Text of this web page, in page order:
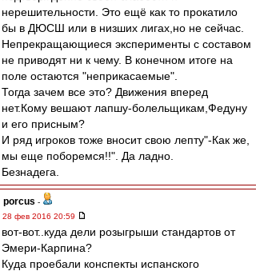
нерешительности. Это ещё как то прокатило
бы в ДЮСШ или в низших лигах,но не сейчас.
Непрекращающиеся эксперименты с составом
не приводят ни к чему. В конечном итоге на
поле остаются "неприкасаемые".
Тогда зачем все это? Движения вперед
нет.Кому вешают лапшу-болельщикам,Федуну
и его присным?
И ряд игроков тоже вносит свою лепту"-Как же,
мы еще поборемся!!". Да ладно.
Безнадега.
porcus -
28 фев 2016 20:59
вот-вот..куда дели розыгрыши стандартов от
Эмери-Карпина?
Куда проебали конспекты испанского